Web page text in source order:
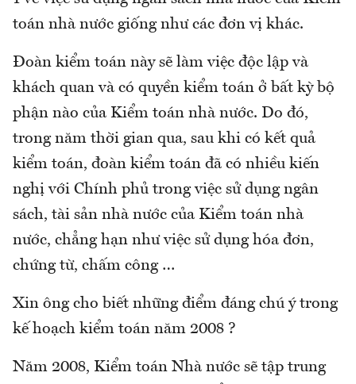
toán nhà nước giống như các đơn vị khác.
Đoàn kiểm toán này sẽ làm việc độc lập và
khách quan và có quyền kiểm toán ở bất kỳ bộ
phận nào của Kiểm toán nhà nước. Do đó,
trong năm thời gian qua, sau khi có kết quả
kiểm toán, đoàn kiểm toán đã có nhiều kiến
nghị với Chính phủ trong việc sử dụng ngân
sách, tài sản nhà nước của Kiểm toán nhà
nước, chẳng hạn như việc sử dụng hóa đơn,
chứng từ, chấm công …
Xin ông cho biết những điểm đáng chú ý trong
kế hoạch kiểm toán năm 2008 ?
Năm 2008, Kiểm toán Nhà nước sẽ tập trung